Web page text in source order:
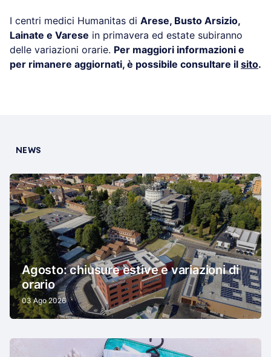
I centri medici Humanitas di Arese, Busto Arsizio,
Lainate e Varese in primavera ed estate subiranno
delle variazioni orarie. Per maggiori informazioni e
per rimanere aggiornati, è possibile consultare il sito.
NEWS
Agosto: chiusure estive e variazioni di
orario
03 Ago 2026